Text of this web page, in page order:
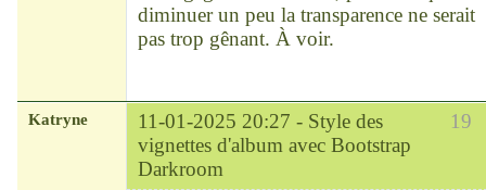
}
.card-thumbnail:hover .card-
footer {
diminuer un peu la transparence ne serait
pas trop gênant. À voir.
19
Katryne 11-01-2025 20:27 - Style des
vignettes d'album avec Bootstrap
Darkroom